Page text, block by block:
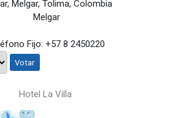
Melgar, Tolima, Colombia
Melgar
Fijo: +57 8 2450220
vote
Hotel La Villa